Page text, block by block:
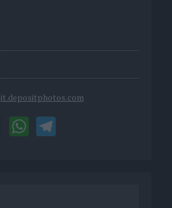
it.depositphotos.com